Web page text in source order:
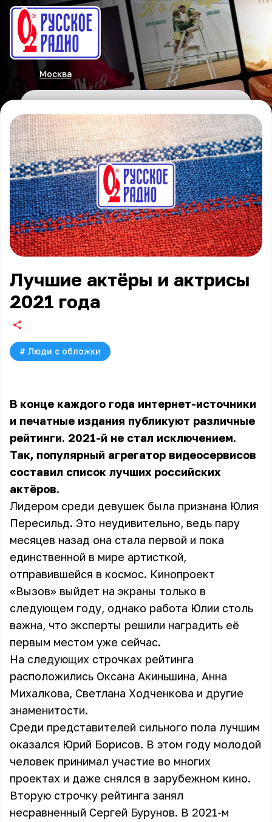
Москва
Лучшие актёры и актрисы
2021 года
# Люди с обложки
В конце каждого года интернет-источники
и печатные издания публикуют различные
рейтинги. 2021-й не стал исключением.
Так, популярный агрегатор видеосервисов
составил список лучших российских
актёров.
Лидером среди девушек была признана Юлия
Пересильд. Это неудивительно, ведь пару
месяцев назад она стала первой и пока
единственной в мире артисткой,
отправившейся в космос. Кинопроект
«Вызов» выйдет на экраны только в
следующем году, однако работа Юлии столь
важна, что эксперты решили наградить её
первым местом уже сейчас.
На следующих строчках рейтинга
расположились Оксана Акиньшина, Анна
Михалкова, Светлана Ходченкова и другие
знаменитости.
Среди представителей сильного пола лучшим
оказался Юрий Борисов. В этом году молодой
человек принимал участие во многих
проектах и даже снялся в зарубежном кино.
Вторую строчку рейтинга занял
несравненный Сергей Бурунов. В 2021-м